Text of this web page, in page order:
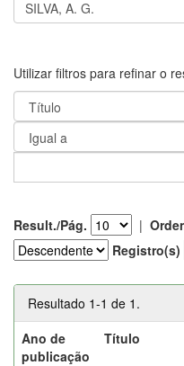
Utilizar filtros para refinar o
Result./Pág. |
Registro(s)
Resultado 1-1 de 1.
Ano de
publicação
Título